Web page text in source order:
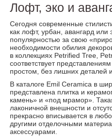
Лофт, эко и
Сегодня современные
как лофт, урбан, авангард или
популярностью за свою
необходимости обилия
в коллекциях Petrified Tree,
соответствует
простом, без лишних деталей
В каталоге Emil Ceramica в
представлена плитка и
камень» и «под мрамор».
лаконичной внешности и
прекрасно вписывается в
другими отделочными
аксессуарами.